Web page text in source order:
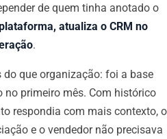
de quem tinha anotado o
atualiza o CRM no
.
que organização: foi a base
no primeiro mês. Com histórico
respondia com mais contexto, o
e o vendedor não precisava